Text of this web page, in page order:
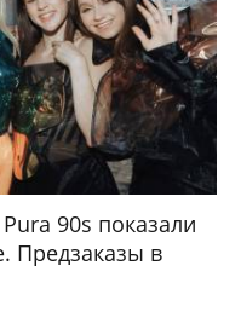
90s показали
Предзаказы в